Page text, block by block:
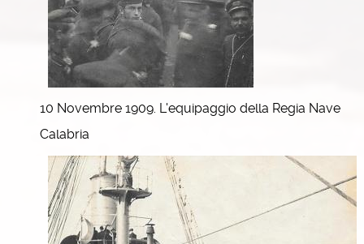
10 Novembre 1909. L'equipaggio della Regia Nave
Calabria